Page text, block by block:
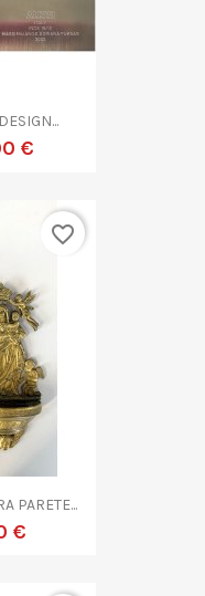
€
PARETE...
€
favorite_border